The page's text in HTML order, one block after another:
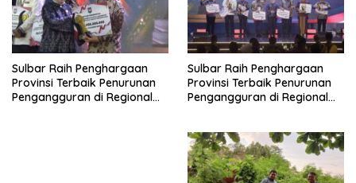
Sulbar Raih Penghargaan
Provinsi Terbaik Penurunan
Pengangguran di Regional
Sulbar Raih Penghargaan
Provinsi Terbaik Penurunan
Pengangguran di Regional